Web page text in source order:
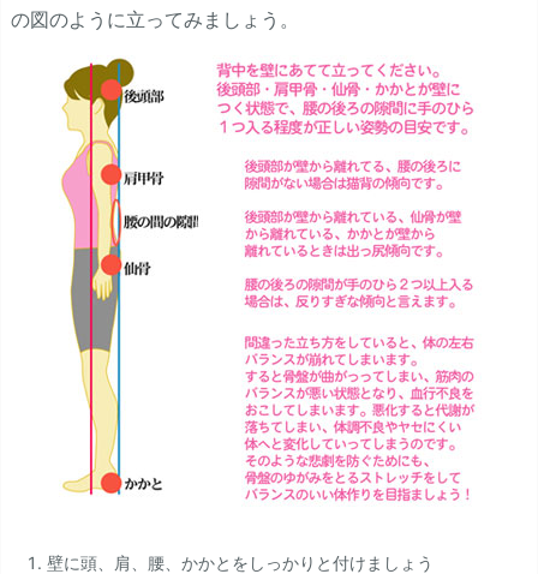
の図のように立ってみましょう。
壁に頭、肩、腰、かかとをしっかりと付けましょう